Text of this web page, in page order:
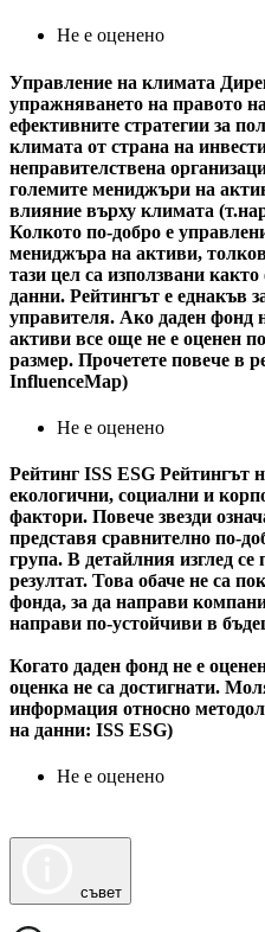
Не е оценено
Управление на климата
упражняването на правото
ефективните стратегии за
климата от страна на
неправителствена
големите мениджъри на
влияние върху климата
Колкото по-добро е
мениджъра на активи,
тази цел са използвани
данни. Рейтингът е еднакъв
управителя. Ако даден фонд
активи все още не е оценен
размер. Прочетете повече в
InfluenceMap)
Не е оценено
Рейтинг ISS ESG Рейтингът
екологични, социални и
фактори. Повече звезди
представя сравнително по-
група. В детайлния изглед
резултат. Това обаче не са
фонда, за да направи
направи по-устойчиви в
Когато даден фонд не е
оценка не са достигнати.
информация относно
на данни: ISS ESG)
Не е оценено
съвет